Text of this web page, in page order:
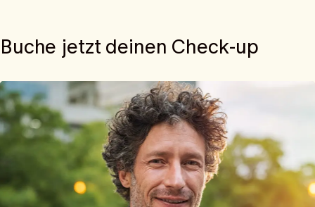
Buche jetzt deinen Check-up